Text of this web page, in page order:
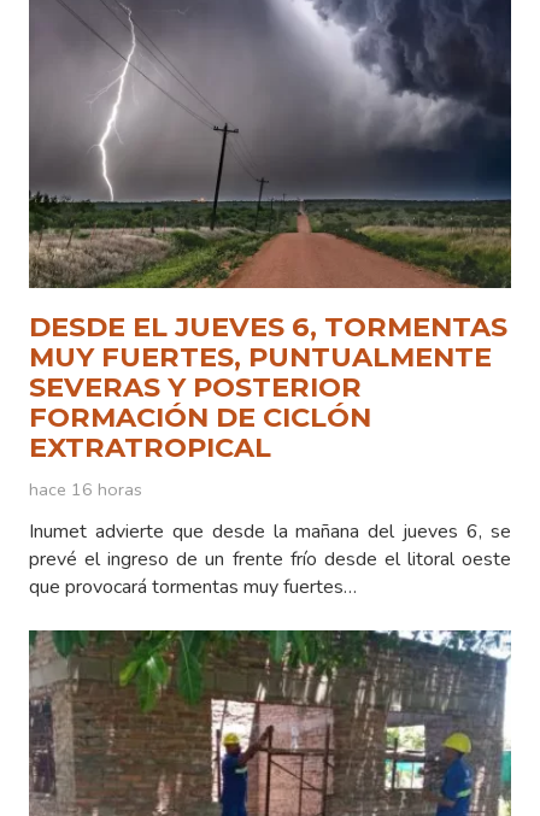
DESDE EL JUEVES 6, TORMENTAS
MUY FUERTES, PUNTUALMENTE
SEVERAS Y POSTERIOR
FORMACIÓN DE CICLÓN
EXTRATROPICAL
hace 16 horas
Inumet advierte que desde la mañana del jueves 6, se
prevé el ingreso de un frente frío desde el litoral oeste
que provocará tormentas muy fuertes…